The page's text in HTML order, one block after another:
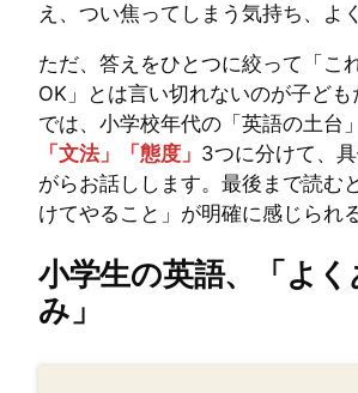
え、つい焦ってしまう気持ち、よ
ただ、答えをひとつに絞って「こ
OK」とは言い切れないのが子ど
では、小学校年代の「英語の土台
「文法」「態度」 3つに分けて、
がらお話しします。最後まで読む
けてやること」が明確に感じられ
小学生の英語、「よ
み」